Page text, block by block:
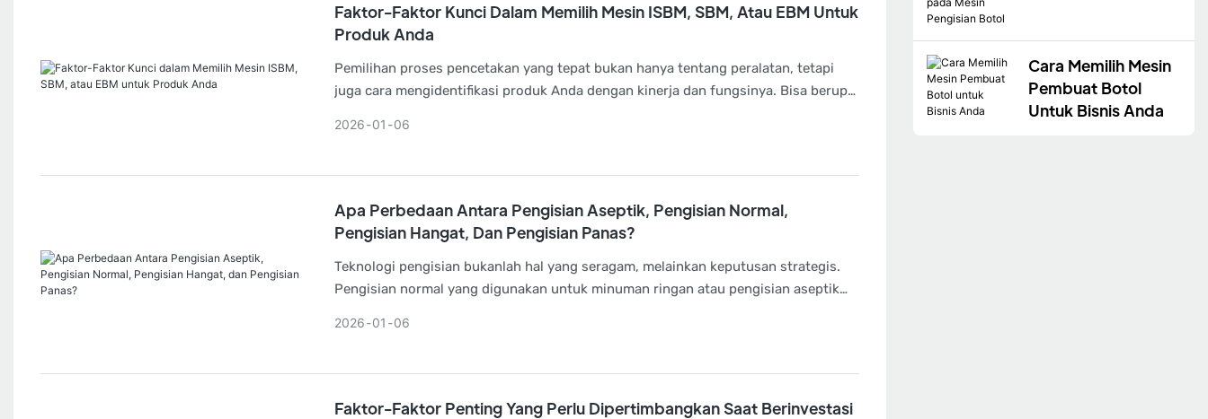
Faktor-Faktor Kunci Dalam Memilih Mesin ISBM, SBM, Atau EBM Untuk
Produk Anda
Pemilihan proses pencetakan yang tepat bukan hanya tentang peralatan, tetapi
juga cara mengidentifikasi produk Anda dengan kinerja dan fungsinya. Bisa berupa
2026 01 06
Apa Perbedaan Antara Pengisian Aseptik, Pengisian Normal,
Pengisian Hangat, Dan Pengisian Panas?
Teknologi pengisian bukanlah hal yang seragam, melainkan keputusan strategis.
Pengisian normal yang digunakan untuk minuman ringan atau pengisian aseptik
2026 01 06
Faktor-Faktor Penting Yang Perlu Dipertimbangkan Saat Berinvestasi
Pengisian Botol
Cara Memilih Mesin
Pembuat Botol
Untuk Bisnis Anda